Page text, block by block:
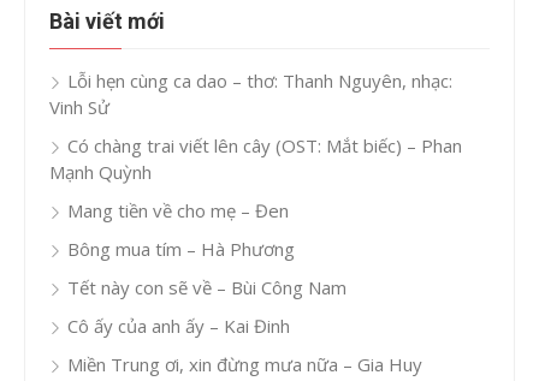
Bài viết mới
Lỗi hẹn cùng ca dao – thơ: Thanh Nguyên, nhạc:
Vinh Sử
Có chàng trai viết lên cây (OST: Mắt biếc) – Phan
Mạnh Quỳnh
Mang tiền về cho mẹ – Đen
Bông mua tím – Hà Phương
Tết này con sẽ về – Bùi Công Nam
Cô ấy của anh ấy – Kai Đinh
Miền Trung ơi, xin đừng mưa nữa – Gia Huy